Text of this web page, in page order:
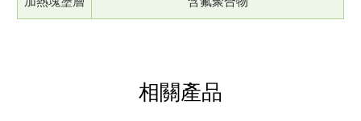
相關產品